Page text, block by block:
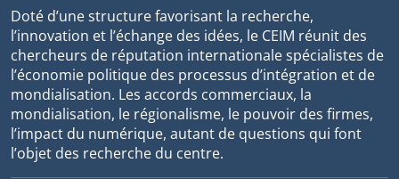
Doté d’une structure favorisant la recherche,
l’innovation et l’échange des idées, le CEIM réunit des
chercheurs de réputation internationale spécialistes de
l’économie politique des processus d’intégration et de
mondialisation. Les accords commerciaux, la
mondialisation, le régionalisme, le pouvoir des firmes,
l’impact du numérique, autant de questions qui font
l’objet des recherche du centre.